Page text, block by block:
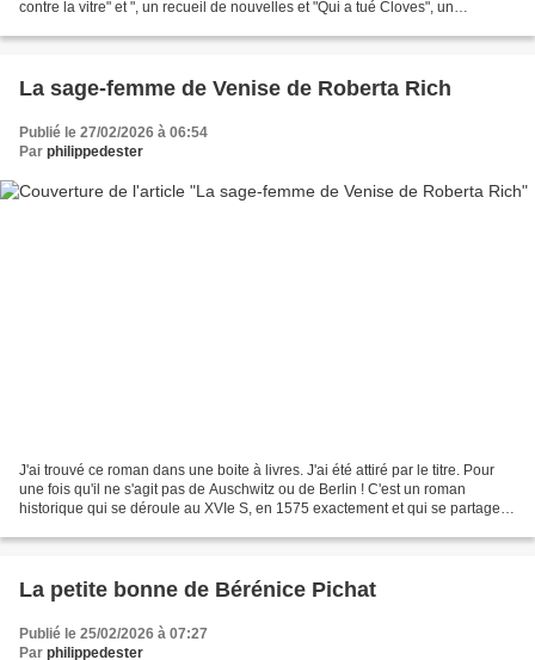
contre la vitre" et ", un recueil de nouvelles et "Qui a tué Cloves", un
La sage-femme de Venise de Roberta Rich
Publié le 27/02/2026 à 06:54
Par philippedester
J'ai trouvé ce roman dans une boite à livres. J'ai été attiré par le titre. Pour
une fois qu'il ne s'agit pas de Auschwitz ou de Berlin ! C'est un roman
historique qui se déroule au XVIe S, en 1575 exactement et qui se partage
La petite bonne de Bérénice Pichat
Publié le 25/02/2026 à 07:27
Par philippedester